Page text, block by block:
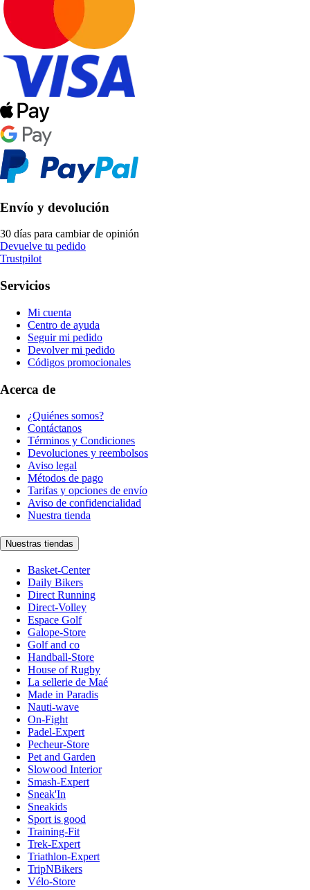
Envío y devolución
30 días para cambiar de opinión
Devuelve tu pedido
Trustpilot
Servicios
Mi cuenta
Centro de ayuda
Seguir mi pedido
Devolver mi pedido
Códigos promocionales
Acerca de
¿Quiénes somos?
Contáctanos
Términos y Condiciones
Devoluciones y reembolsos
Aviso legal
Métodos de pago
Tarifas y opciones de envío
Aviso de confidencialidad
Nuestra tienda
Nuestras tiendas
Basket-Center
Daily Bikers
Direct Running
Direct-Volley
Espace Golf
Galope-Store
Golf and co
Handball-Store
House of Rugby
La sellerie de Maé
Made in Paradis
Nauti-wave
On-Fight
Padel-Expert
Pecheur-Store
Pet and Garden
Slowood Interior
Smash-Expert
Sneak'In
Sneakids
Sport is good
Training-Fit
Trek-Expert
Triathlon-Expert
TripNBikers
Vélo-Store